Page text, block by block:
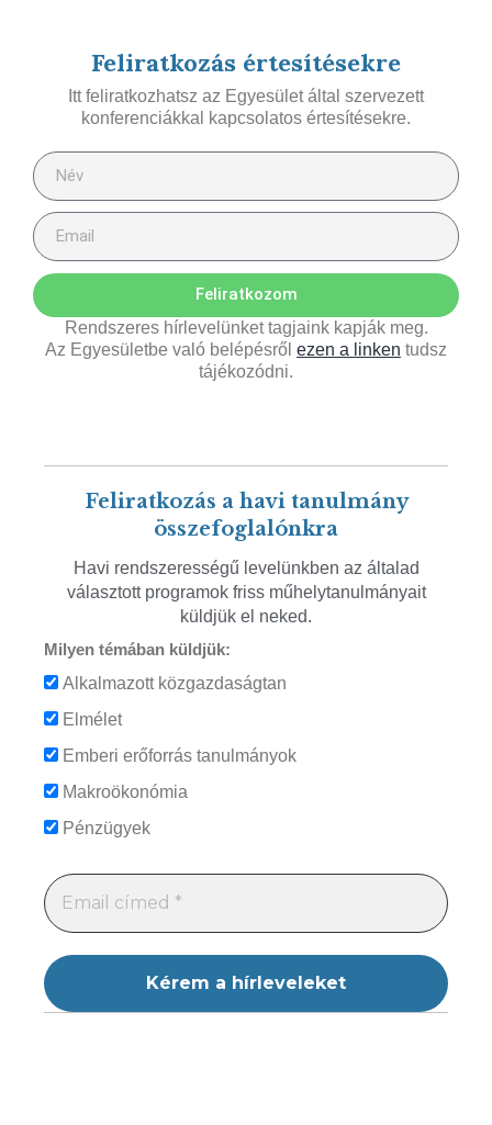
Feliratkozás értesítésekre
Itt feliratkozhatsz az Egyesület által szervezett
konferenciákkal kapcsolatos értesítésekre.
Feliratkozom
Rendszeres hírlevelünket tagjaink kapják meg.
Az Egyesületbe való belépésről ezen a linken tudsz
tájékozódni.
Feliratkozás a havi tanulmány
összefoglalónkra
Havi rendszerességű levelünkben az általad
választott programok friss műhelytanulmányait
küldjük el neked.
Milyen témában küldjük:
Alkalmazott közgazdaságtan
Elmélet
Emberi erőforrás tanulmányok
Makroökonómia
Pénzügyek